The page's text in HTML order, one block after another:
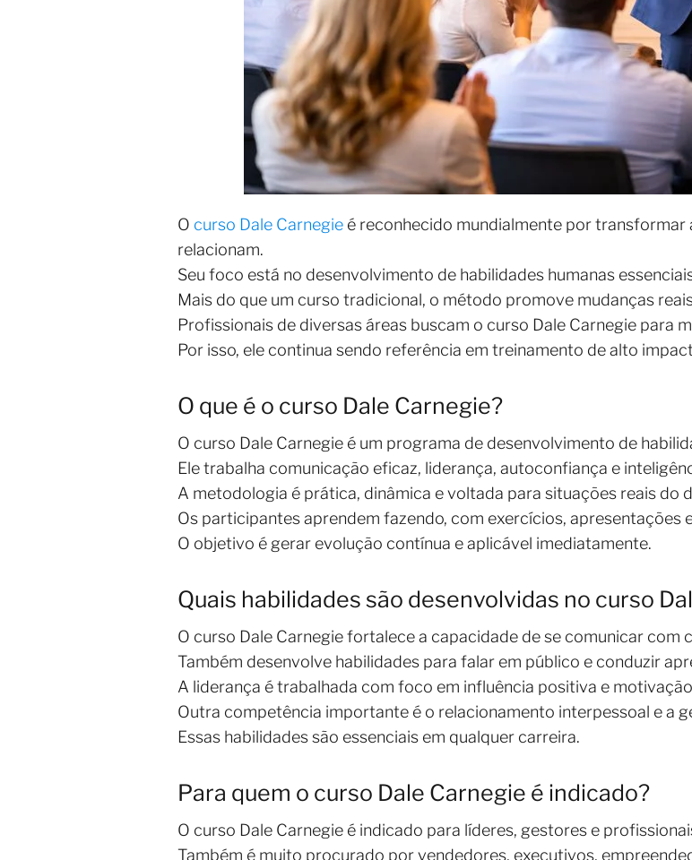
O curso Dale Carnegie é reconhecido mundialmente por
relacionam.
Seu foco está no desenvolvimento de habilidades humanas
Mais do que um curso tradicional, o método promove mudanças
Profissionais de diversas áreas buscam o curso Dale Carnegie para
Por isso, ele continua sendo referência em treinamento de alto
O que é o curso Dale Carnegie?
O curso Dale Carnegie é um programa de desenvolvimento de
Ele trabalha comunicação eficaz, liderança, autoconfiança e
A metodologia é prática, dinâmica e voltada para situações reais do
Os participantes aprendem fazendo, com exercícios, apresentações
O objetivo é gerar evolução contínua e aplicável imediatamente.
Quais habilidades são desenvolvidas no curso
O curso Dale Carnegie fortalece a capacidade de se comunicar com
Também desenvolve habilidades para falar em público e conduzir
A liderança é trabalhada com foco em influência positiva e
Outra competência importante é o relacionamento interpessoal e a
Essas habilidades são essenciais em qualquer carreira.
Para quem o curso Dale Carnegie é indicado?
O curso Dale Carnegie é indicado para líderes, gestores e
Também é muito procurado por vendedores, executivos,